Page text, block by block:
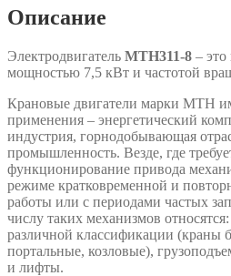
Описание
Электродвигатель МТН311-8 – это
мощностью 7,5 кВт и частотой
Крановые двигатели марки МТН
применения – энергетический
индустрия, горнодобывающая
промышленность. Везде, где
функционирование привода
режиме кратковременной и
работы или с периодами частых
числу таких механизмов
различной классификации (краны
портальные, козловые),
и лифты.